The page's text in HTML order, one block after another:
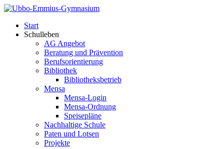
Start
Schulleben
AG Angebot
Beratung und Prävention
Berufsorientierung
Bibliothek
Bibliotheksbetrieb
Mensa
Mensa-Login
Mensa-Ordnung
Speisepläne
Nachhaltige Schule
Paten und Lotsen
Projekte